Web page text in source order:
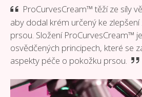
ProCurvesCream™ těží ze síly
aby dodal krém určený ke
prsou. Složení ProCurvesCream™
osvědčených principech, které se
aspekty péče o pokožku prsou.